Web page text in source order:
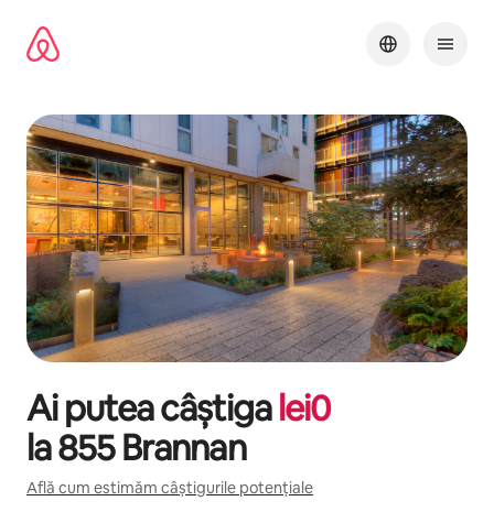
mergi
Ai putea câștigalei0
la855 Brannan
Află cum estimăm câștigurile potențiale